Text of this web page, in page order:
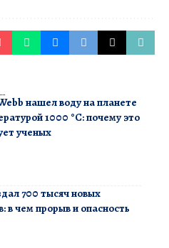
нашел воду на планете
1000 °C: почему это
ученых
700 тысяч новых
в чем прорыв и опасность